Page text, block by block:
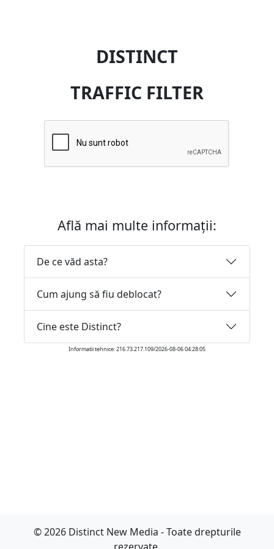
DISTINCT
TRAFFIC FILTER
Află mai multe informații:
De ce văd asta?
Cum ajung să fiu deblocat?
Cine este Distinct?
Informatii tehnice: 216.73.217.109/2026-08-06 04:28:05
© 2026 Distinct New Media - Toate drepturile